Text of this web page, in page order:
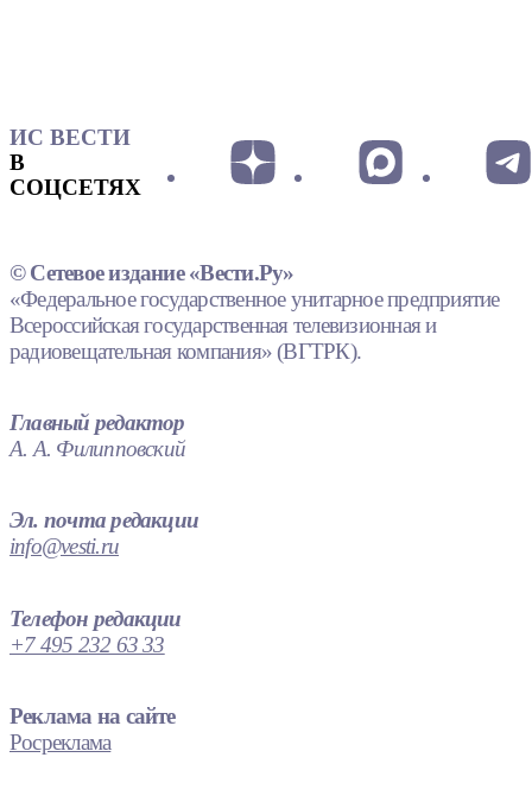
ИС ВЕСТИ
В
СОЦСЕТЯХ
© Сетевое издание «Вести.Ру»
«Федеральное государственное унитарное предприятие
Всероссийская государственная телевизионная и
радиовещательная компания» (ВГТРК).
Главный редактор
А. А. Филипповский
Эл. почта редакции
info@vesti.ru
Телефон редакции
+7 495 232 63 33
Реклама на сайте
Росреклама